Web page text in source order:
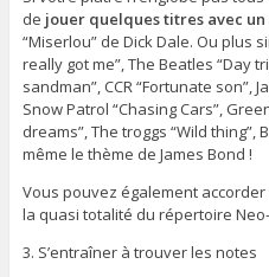
de jouer quelques titres avec
“Miserlou” de Dick Dale. Ou plus
really got me”, The Beatles “Day
sandman”, CCR “Fortunate son”,
Snow Patrol “Chasing Cars”,
dreams”, The troggs “Wild thing”,
même le thème de James Bond !
Vous pouvez également
la quasi totalité du répertoire
3. S’entraîner à trouver les notes